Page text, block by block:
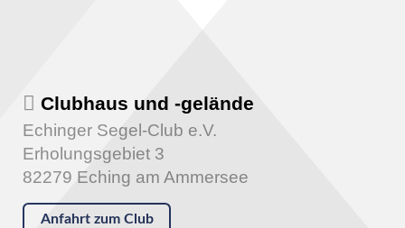
Clubhaus und -gelände
Echinger Segel-Club e.V.
Erholungsgebiet 3
82279 Eching am Ammersee
Anfahrt zum Club